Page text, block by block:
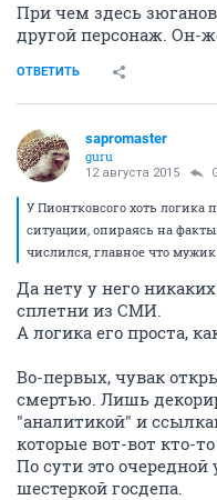
При чем здесь
другой персонаж. Он-
ОТВЕТИТЬ
sapromaster
guru
12 августа 2015
У Пионтковсого хоть логика
ситуации, опираясь на
числился, главное что
Да нету у него
сплетни из СМИ.
А логика его проста,
Во-первых, чувак
смертью. Лишь
"аналитикой" и
которые вот-вот кто-
По сути это
шестеркой госдепа.